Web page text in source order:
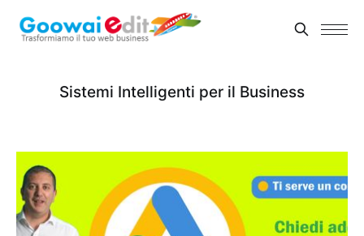
Sistemi Intelligenti per il Business